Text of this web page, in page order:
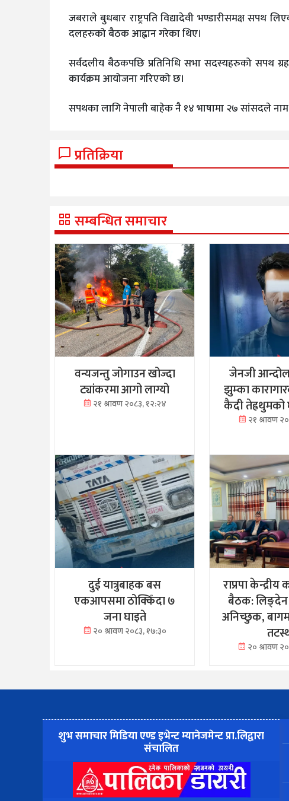
जबराले बुधबार राष्ट्रपति विद्यादेवी भण्डारीसमक्ष सपथ
दलहरुको बैठक आह्वान गरेका थिए।
सर्वदलीय बैठकपछि प्रतिनिधि सभा सदस्यहरुको सपथ
कार्यक्रम आयोजना गरिएको छ।
सपथका लागि नेपाली बाहेक नै १४ भाषामा २७ सांसदले
प्रतिक्रिया
सम्बन्धित समाचार
वन्यजन्तु जोगाउन खोज्दा
ट्यांकरमा आगो लाग्यो
२१ श्रावण २०८३, १२:२४
जेनजी
झुम्का
कैदी तेह्रथुमको
२१ श्रावण
दुई यात्रुबाहक बस
एकआपसमा ठोक्किँदा ७
जना घाइते
२० श्रावण २०८३, १७:३०
राप्रपा केन्द्रीय
बैठक: लिङ्देन
अनिच्छुक,
२० श्रावण
शुभ समाचार मिडिया एण्ड इभेन्ट म्यानेजमेन्ट प्रा.लिद्वारा
संचालित